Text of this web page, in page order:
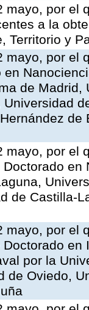
mayo, por el
a la
Territorio y
mayo, por el
en
de
mayo, por el
de Castilla-
mayo, por el
por la
de Oviedo,